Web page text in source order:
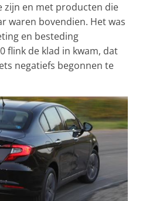
zijn en met producten die
waren bovendien. Het was
en besteding
flink de klad in kwam, dat
negatiefs begonnen te